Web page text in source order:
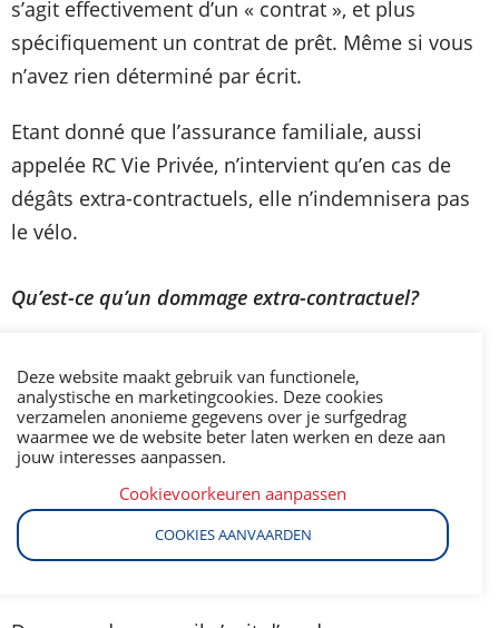
s’agit effectivement d’un « contrat », et plus
spécifiquement un contrat de prêt. Même si vous
n’avez rien déterminé par écrit.
Etant donné que l’assurance familiale, aussi
appelée RC Vie Privée, n’intervient qu’en cas de
dégâts extra-contractuels, elle n’indemnisera pas
le vélo.
Qu’est-ce qu’un dommage extra-contractuel?
Quelques exemples.
Votre fils joue au foot dans le jardin et envoie son
ballon chez votre voisin, cassant une vitre.
En circulant à pied ou à vélo sur la voie publique,
vous êtes distrait et forcez un automobiliste à un
Deze website maakt gebruik van functionele,
analystische en marketingcookies. Deze cookies
verzamelen anonieme gegevens over je surfgedrag
waarmee we de website beter laten werken en deze aan
jouw interesses aanpassen.
Cookievoorkeuren aanpassen
COOKIES AANVAARDEN